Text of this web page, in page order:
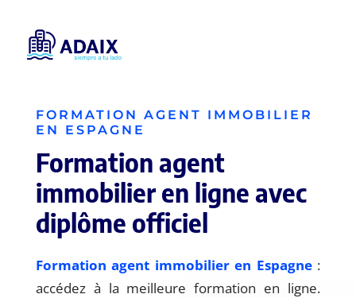
FORMATION AGENT IMMOBILIER
EN ESPAGNE
Formation agent
immobilier en ligne avec
diplôme officiel
Formation agent immobilier en Espagne:
accédez à la meilleure formation en ligne.